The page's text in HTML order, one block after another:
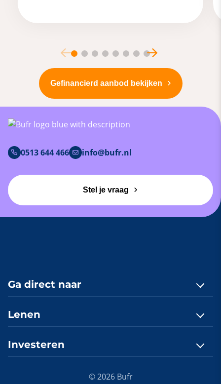
Gefinancierd aanbod bekijken
0513 644 466 info@bufr.nl
Stel je vraag
Ga direct naar
Contact
Quickscan
Onlangs gefinancierd
Investeringsprofiel
Lenen
Lenen, hoe werkt dat?
E-book lenen aanvragen
Hypotheek berekenen
Investeren
Investeren, hoe werkt dat?
© 2026 Bufr